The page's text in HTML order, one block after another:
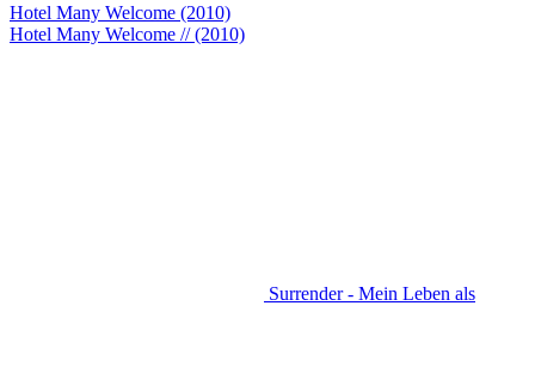
Hotel Many Welcome (2010)
Hotel Many Welcome // (2010)
Surrender - Mein Leben als